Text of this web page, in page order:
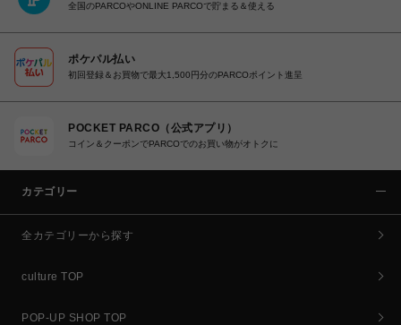
全国のPARCOやONLINE PARCOで貯まる＆使える
ポケパル払い
初回登録＆お買物で最大1,500円分のPARCOポイント進呈
POCKET PARCO（公式アプリ）
コイン＆クーポンでPARCOでのお買い物がオトクに
カテゴリー
全カテゴリーから探す
culture TOP
POP-UP SHOP TOP